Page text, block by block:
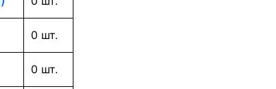
0 шт.
0 шт.